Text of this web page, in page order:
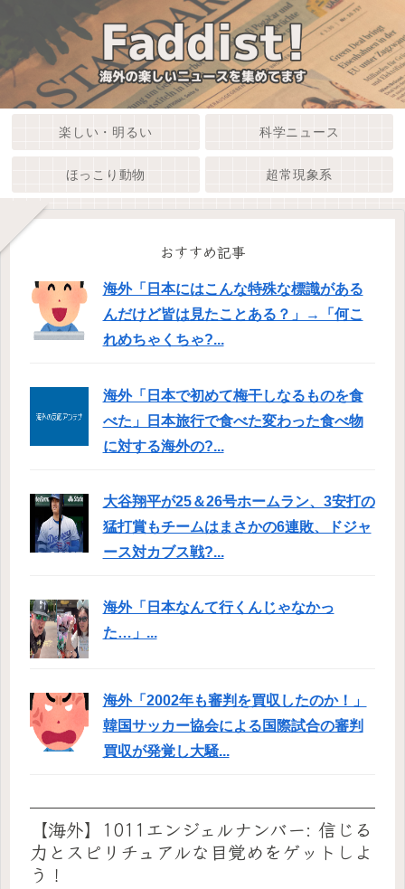
楽しい・明るい 科学ニュース
ほっこり動物 超常現象系
おすすめ記事
海外「日本にはこんな特殊な標識がある
んだけど皆は見たことある？」→「何こ
れめちゃくちゃ?...
海外「日本で初めて梅干しなるものを食
べた」日本旅行で食べた変わった食べ物
に対する海外の?...
大谷翔平が25＆26号ホームラン、3安打の
猛打賞もチームはまさかの6連敗、ドジャ
ース対カブス戦?...
海外「日本なんて行くんじゃなかっ
た…」...
海外「2002年も審判を買収したのか！」
韓国サッカー協会による国際試合の審判
買収が発覚し大騒...
【海外】1011エンジェルナンバー: 信じる
力とスピリチュアルな目覚めをゲットしよ
う！